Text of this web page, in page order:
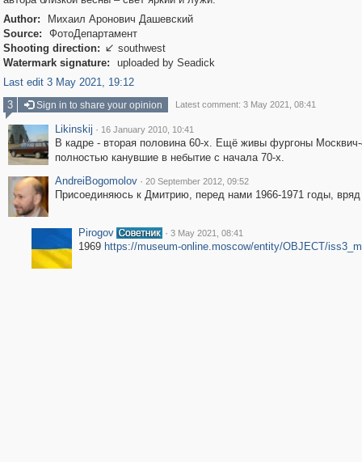
Author:
Михаил Аронович Дашевский
Source:
ФотоДепартамент
Shooting direction:  southwest
Watermark signature:
uploaded by Seadick
Last edit 3 May 2021, 19:12
3
Sign in to share your opinion Latest comment: 3 May 2021, 08:41
Likinskij · 16 January 2010, 10:41
В кадре - вторая половина 60-х. Ещё живы фургоны
полностью канувшие в небытие с начала 70-х.
AndreiBogomolov · 20 September 2012, 09:52
Присоединяюсь к Дмитрию, перед нами 1966-1971 годы,
Pirogov · 3 May 2021, 08:41
1969 https://museum-online.moscow/entity/OBJECT/